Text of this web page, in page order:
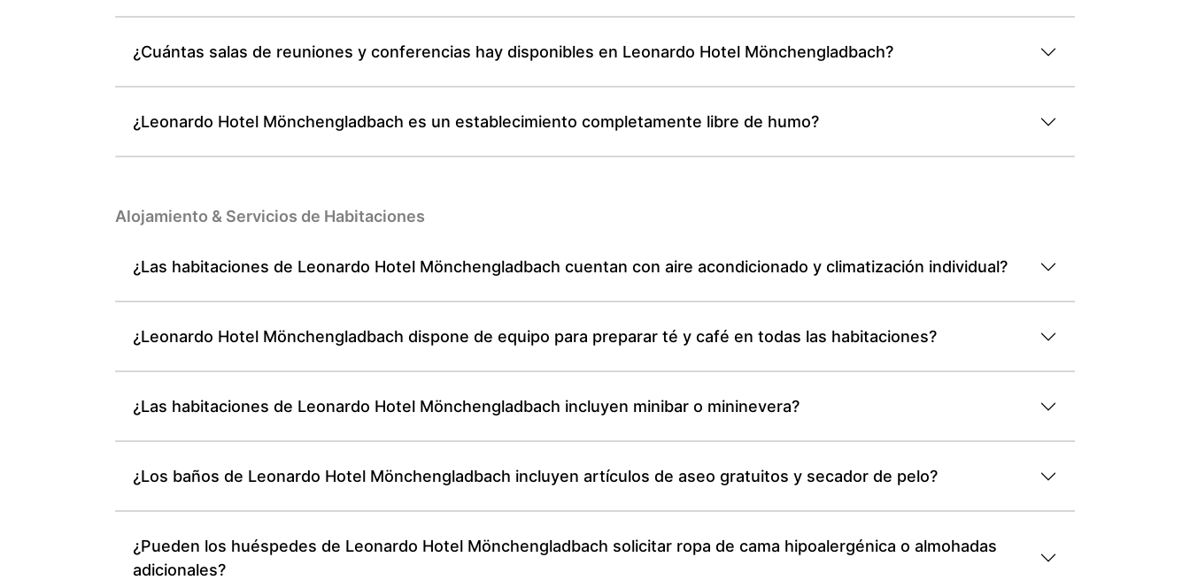
¿Cuántas salas de reuniones y conferencias hay disponibles en Leonardo Hotel Mönchengladbach?
¿Leonardo Hotel Mönchengladbach es un establecimiento completamente libre de humo?
Alojamiento & Servicios de Habitaciones
¿Las habitaciones de Leonardo Hotel Mönchengladbach cuentan con aire acondicionado y climatización individual?
¿Leonardo Hotel Mönchengladbach dispone de equipo para preparar té y café en todas las habitaciones?
¿Las habitaciones de Leonardo Hotel Mönchengladbach incluyen minibar o mininevera?
¿Los baños de Leonardo Hotel Mönchengladbach incluyen artículos de aseo gratuitos y secador de pelo?
¿Pueden los huéspedes de Leonardo Hotel Mönchengladbach solicitar ropa de cama hipoalergénica o almohadas
adicionales?